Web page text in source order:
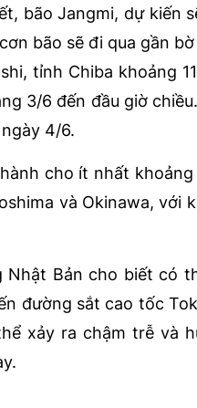
bão Jangmi, dự kiến
bão sẽ đi qua gần
tỉnh Chiba khoảng
3/6 đến đầu giờ
4/6.
cho ít nhất
và Okinawa,
Bản cho biết có
đường sắt cao tốc
xảy ra chậm trễ và